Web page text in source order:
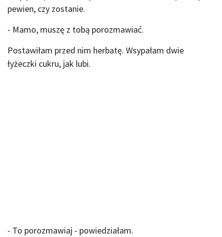
pewien, czy zostanie.
- Mamo, muszę z tobą porozmawiać.
Postawiłam przed nim herbatę. Wsypałam dwie
łyżeczki cukru, jak lubi.
- To porozmawiaj - powiedziałam.